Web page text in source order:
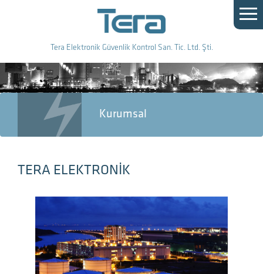
Tera Elektronik Güvenlik Kontrol San. Tic. Ltd. Şti.
Kurumsal
TERA ELEKTRONİK